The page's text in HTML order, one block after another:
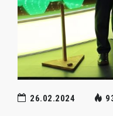
26.02.2024